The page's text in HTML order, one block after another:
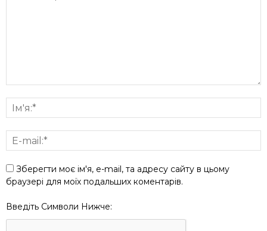
Зберегти моє ім'я, e-mail, та адресу сайту в цьому
браузері для моїх подальших коментарів.
Введіть Символи Нижче: